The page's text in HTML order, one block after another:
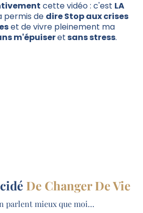
cette vidéo : c'est LA
permis de dire Stop aux crises
et de vivre pleinement ma
m'épuiseretsans stress.
De Changer De Vie
parlent mieux que moi…